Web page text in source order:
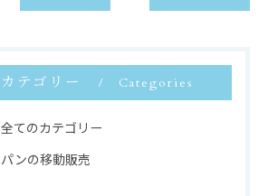
カテゴリー Categories
全てのカテゴリー
パンの移動販売